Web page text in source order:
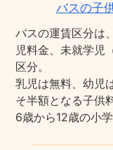
バスの子
バスの運賃区分は
児料金、未就学児
区分。
乳児は無料、幼児
そ半額となる子供
6歳から12歳の小学